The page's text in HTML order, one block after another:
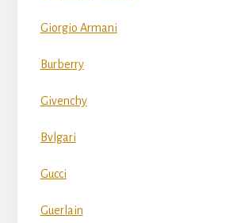
Giorgio Armani
Burberry
Givenchy
Bvlgari
Gucci
Guerlain